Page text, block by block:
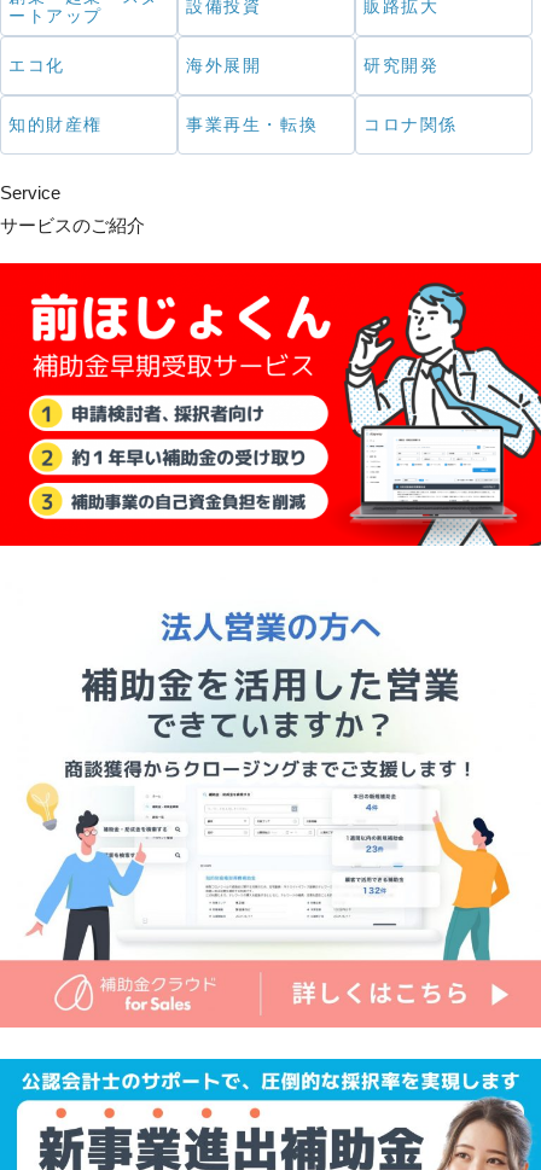
ートアップ
設備投資 販路拡大
エコ化 海外展開 研究開発
知的財産権 事業再生・転換 コロナ関係
Service
サービスのご紹介